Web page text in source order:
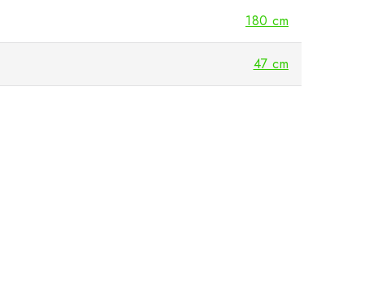
180 cm
47 cm